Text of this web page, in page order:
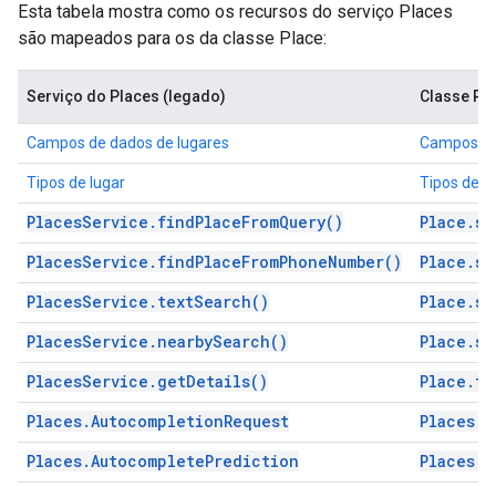
Esta tabela mostra como os recursos do serviço Places
são mapeados para os da classe Place:
Serviço do Places (legado) Classe
Campos de dados de lugares Campos
Tipos de lugar Tipos de
PlacesService.findPlaceFromQuery()
PlacesService.findPlaceFromPhoneNumber()
PlacesService.textSearch()
PlacesService.nearbySearch()
PlacesService.getDetails()
Places.AutocompletionRequest
Places.AutocompletePrediction